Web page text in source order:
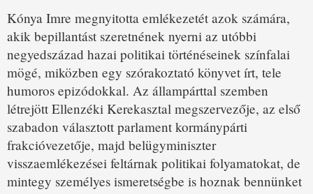
Kónya Imre megnyitotta emlékezetét azok számára,
akik bepillantást szeretnének nyerni az utóbbi
negyedszázad hazai politikai történéseinek színfalai
mögé, miközben egy szórakoztató könyvet írt, tele
humoros epizódokkal. Az állampárttal szemben
létrejött Ellenzéki Kerekasztal megszervezője, az első
szabadon választott parlament kormánypárti
frakcióvezetője, majd belügyminiszter
visszaemlékezései feltárnak politikai folyamatokat, de
mintegy személyes ismeretségbe is hoznak bennünket